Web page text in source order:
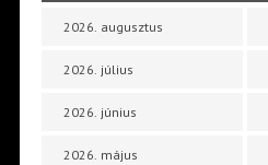
2026. augusztus
2026. július
2026. június
2026. május